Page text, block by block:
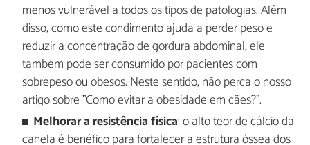
menos vulnerável a todos os tipos de patologias. Além
disso, como este condimento ajuda a perder peso e
reduzir a concentração de gordura abdominal, ele
também pode ser consumido por pacientes com
sobrepeso ou obesos. Neste sentido, não perca o nosso
artigo sobre "Como evitar a obesidade em cães?".
Melhorar a resistência física: o alto teor de cálcio da
canela é benéfico para fortalecer a estrutura óssea dos